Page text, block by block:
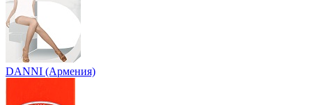
DANNI (Армения)